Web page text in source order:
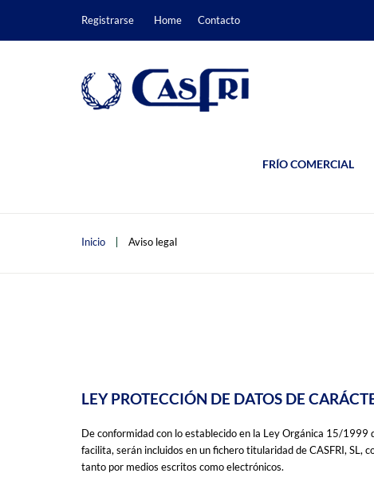
Registrarse Home Contacto
FRÍO COMERCIAL
Inicio Aviso legal
LEY PROTECCIÓN DE DATOS DE
De conformidad con lo establecido en la Ley Orgánica 15/
facilita, serán incluidos en un fichero titularidad de CASFRI, SL,
tanto por medios escritos como electrónicos.